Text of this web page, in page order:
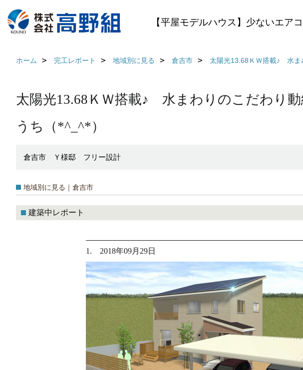
【平屋モデルハウス】少ないエア
ホーム 完工レポート 地域別に見る 倉吉市 太陽光13.68ＫＷ搭載♪ 水ま
太陽光13.68ＫＷ搭載♪ 水まわりのこだわり
うち（*^_^*）
倉吉市 Ｙ様邸 フリー設計
地域別に見る｜倉吉市
建築中レポート
1. 2018年09月29日